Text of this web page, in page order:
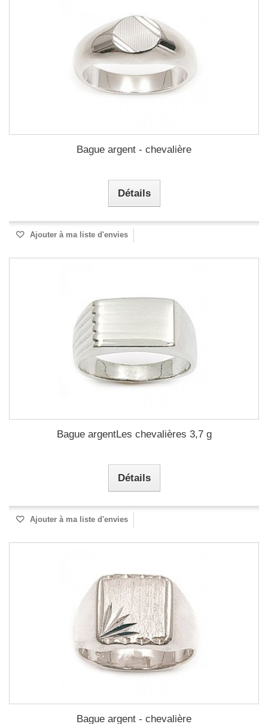
Bague argent - chevalière
Détails
Ajouter à ma liste d'envies
Bague argentLes chevalières 3,7 g
Détails
Ajouter à ma liste d'envies
Bague argent - chevalière